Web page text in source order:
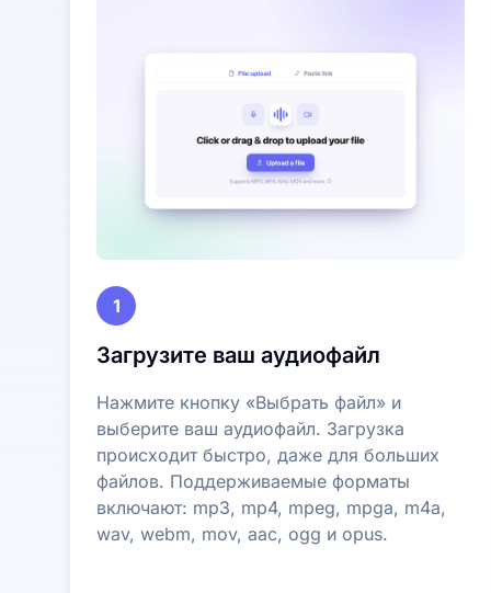
1
Загрузите ваш аудиофайл
Нажмите кнопку «Выбрать файл» и
выберите ваш аудиофайл. Загрузка
происходит быстро, даже для больших
файлов. Поддерживаемые форматы
включают: mp3, mp4, mpeg, mpga, m4a,
wav, webm, mov, aac, ogg и opus.